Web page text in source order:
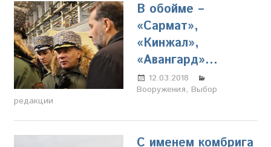
В обойме –
«Сармат»,
«Кинжал»,
«Авангард»…
12.03.2018
Щербакова
Вооружения, Выбор
редакции
С именем комбрига